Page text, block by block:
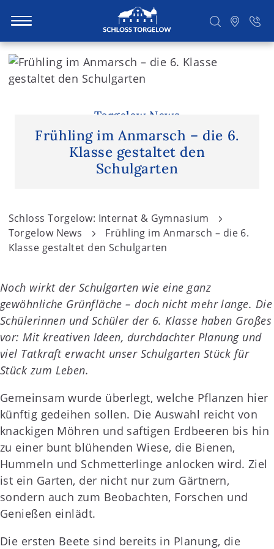
S
Torgelow News
Frühling im Anmarsch – die 6.
Klasse gestaltet den
Schulgarten
Schloss Torgelow: Internat & Gymnasium
Torgelow News
Frühling im Anmarsch – die 6.
Klasse gestaltet den Schulgarten
Noch wirkt der Schulgarten wie eine ganz
gewöhnliche Grünfläche – doch nicht mehr lange. Die
Schülerinnen und Schüler der 6. Klasse haben Großes
vor: Mit kreativen Ideen, durchdachter Planung und
viel Tatkraft erwacht unser Schulgarten Stück für
Stück zum Leben.
Gemeinsam wurde überlegt, welche Pflanzen hier
künftig gedeihen sollen. Die Auswahl reicht von
knackigen Möhren und saftigen Erdbeeren bis hin
zu einer bunt blühenden Wiese, die Bienen,
Hummeln und Schmetterlinge anlocken wird. Ziel
ist ein Garten, der nicht nur zum Gärtnern,
sondern auch zum Beobachten, Forschen und
Genießen einlädt.
Die ersten Beete sind bereits in Planung, die